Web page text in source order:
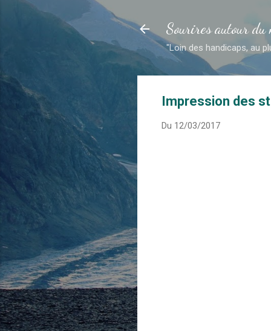
Sourires autour du
"Loin des handicaps, au
Impression des
Du 12/03/2017